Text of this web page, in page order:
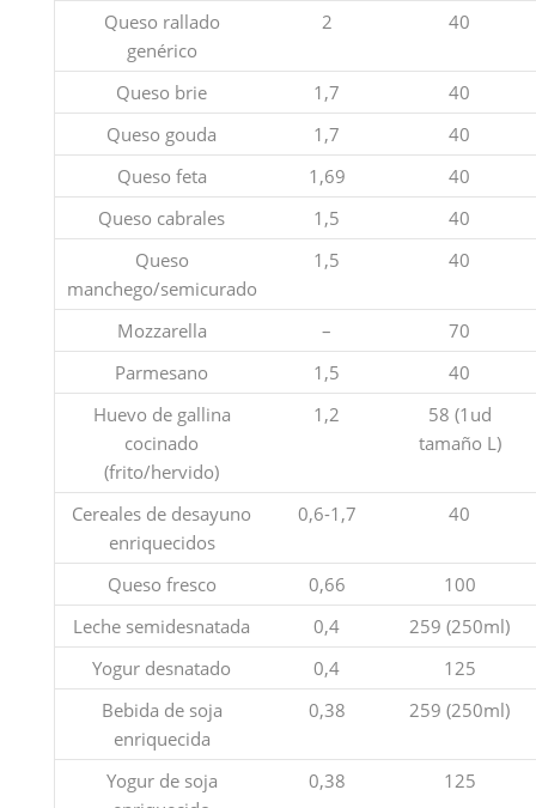
Queso rallado
genérico
2 40
Queso brie 1,7
40
Queso gouda
1,7
40
Queso feta
1,69
40
Queso cabrales
1,5
40
Queso
manchego/semicurado
1,5 40
Mozzarella –
70
Parmesano
1,5
40
Huevo de gallina
cocinado
(frito/hervido)
1,2
58 (1ud
tamaño L)
Cereales de desayuno
enriquecidos
0,6-1,7 40
Queso fresco 0,66
100
Leche semidesnatada
0,4
259 (250ml)
Yogur desnatado
0,4
125
Bebida de soja
enriquecida
0,38 259 (250ml)
Yogur de soja
0,38 125